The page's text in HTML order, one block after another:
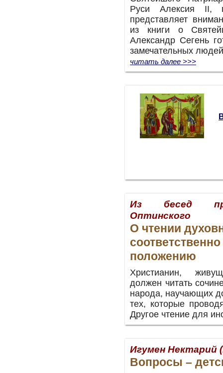
Руси Алексия II,
представляет
из книги о
Александр Сегень
замечательных
читать далее >>>
Из бесед
Оптинского
О чтении
положению
Христианин,
должен читать
народа, научающих
тех, которые
Другое чтение для
Игумен Нектарий
Вопросы –